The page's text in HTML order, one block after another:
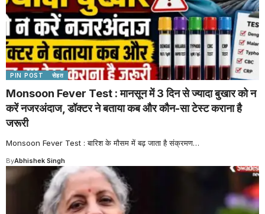
PIN POST सेहत
Monsoon Fever Test : मानसून में 3 दिन से ज्यादा बुखार को न
करें नजरअंदाज, डॉक्टर ने बताया कब और कौन-सा टेस्ट कराना है
जरूरी
Monsoon Fever Test : बारिश के मौसम में बढ़ जाता है संक्रमण…
ByAbhishek Singh